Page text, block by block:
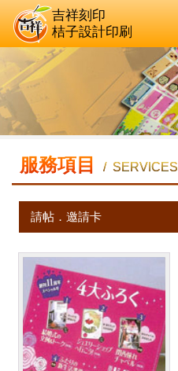
吉祥刻印
桔子設計印刷
服務項目 / SERVICES
請帖．邀請卡